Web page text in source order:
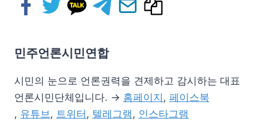
민주언론시민연합
시민의 눈으로 언론권력을 견제하고 감시하는 대표
언론시민단체입니다. → 홈페이지 , 페이스북
, 유튜브 , 트위터 , 텔레그램 , 인스타그램